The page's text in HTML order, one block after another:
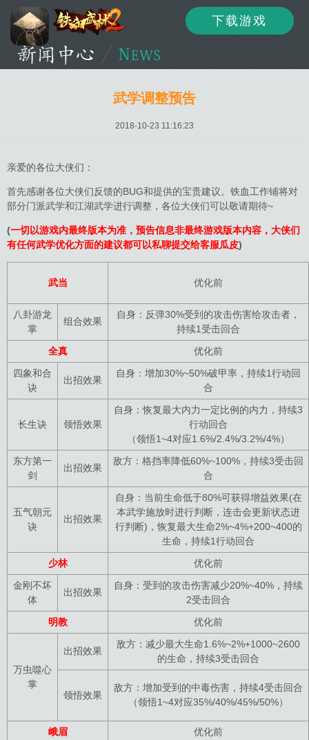
下载游戏
武学调整预告
2018-10-23 11:16:23
亲爱的各位大侠们：
首先感谢各位大侠们反馈的BUG和提供的宝贵建议。铁血工作铺将对
部分门派武学和江湖武学进行调整，各位大侠们可以敬请期待~
(一切以游戏内最终版本为准，预告信息非最终游戏版本内容，大侠们
有任何武学优化方面的建议都可以私聊提交给客服瓜皮)
武当 优化前
八卦游龙
掌
组合效果
自身：反弹30%受到的攻击伤害给攻击者，
持续1受击回合
全真
优化前
四象和合
诀
出招效果
自身：增加30%~50%破甲率，持续1行动回
合
长生诀 领悟效果
自身：恢复最大内力一定比例的内力，持续3
行动回合
（领悟1~4对应1.6%/2.4%/3.2%/4%）
东方第一
剑
出招效果
敌方：格挡率降低60%~100%，持续3受击回
合
五气朝元
诀
出招效果
自身：当前生命低于80%可获得增益效果(在
本武学施放时进行判断，连击会更新状态进
行判断)，恢复最大生命2%~4%+200~400的
生命，持续1行动回合
少林
优化前
金刚不坏
体
出招效果
自身：受到的攻击伤害减少20%~40%，持续
2受击回合
明教
优化前
万虫噬心
掌
出招效果
敌方：减少最大生命1.6%~2%+1000~2600
的生命，持续3受击回合
领悟效果
敌方：增加受到的中毒伤害，持续4受击回合
（领悟1~4对应35%/40%/45%/50%）
峨眉 优化前
资讯